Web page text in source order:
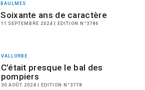
BAULMES
Soixante ans de caractère
11 SEPTEMBRE 2024 | EDITION N°3786
VALLORBE
C’était presque le bal des
pompiers
30 AOÛT 2024 | EDITION N°3778